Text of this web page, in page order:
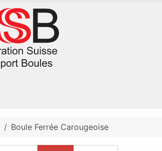
Boule Ferrée Carougeoise